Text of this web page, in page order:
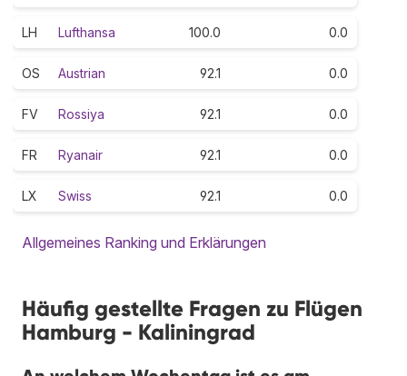
LH Lufthansa 100.0 0.0
OS Austrian 92.1 0.0
FV Rossiya 92.1 0.0
FR Ryanair 92.1 0.0
LX Swiss 92.1 0.0
Allgemeines Ranking und Erklärungen
Häufig gestellte Fragen zu Flügen
Hamburg - Kaliningrad